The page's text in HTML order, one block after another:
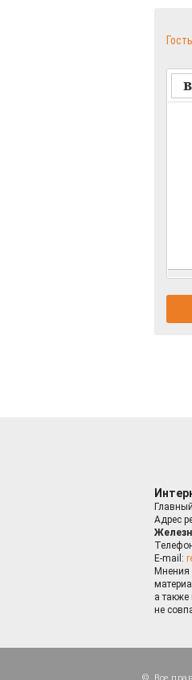
Гость
Адрес
E-mail:
Мнения
а также
не
Все